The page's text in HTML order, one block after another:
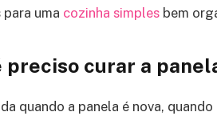
uma cozinha simples bem
preciso curar a
quando a panela é nova,